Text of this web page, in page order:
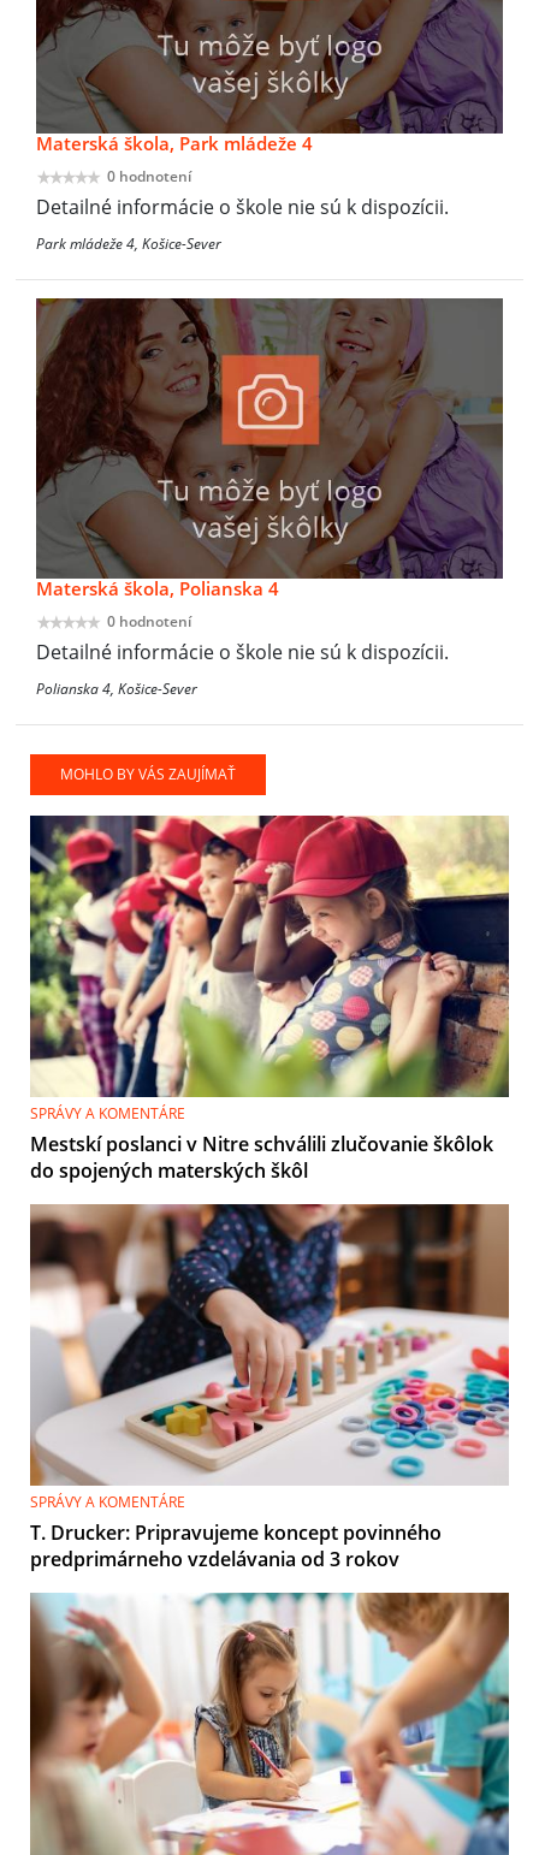
Materská škola, Park mládeže 4
0 hodnotení
Detailné informácie o škole nie sú k dispozícii.
Park mládeže 4, Košice-Sever
Materská škola, Polianska 4
0 hodnotení
Detailné informácie o škole nie sú k dispozícii.
Polianska 4, Košice-Sever
MOHLO BY VÁS ZAUJÍMAŤ
SPRÁVY A KOMENTÁRE
Mestskí poslanci v Nitre schválili zlučovanie škôlok
do spojených materských škôl
SPRÁVY A KOMENTÁRE
T. Drucker: Pripravujeme koncept povinného
predprimárneho vzdelávania od 3 rokov